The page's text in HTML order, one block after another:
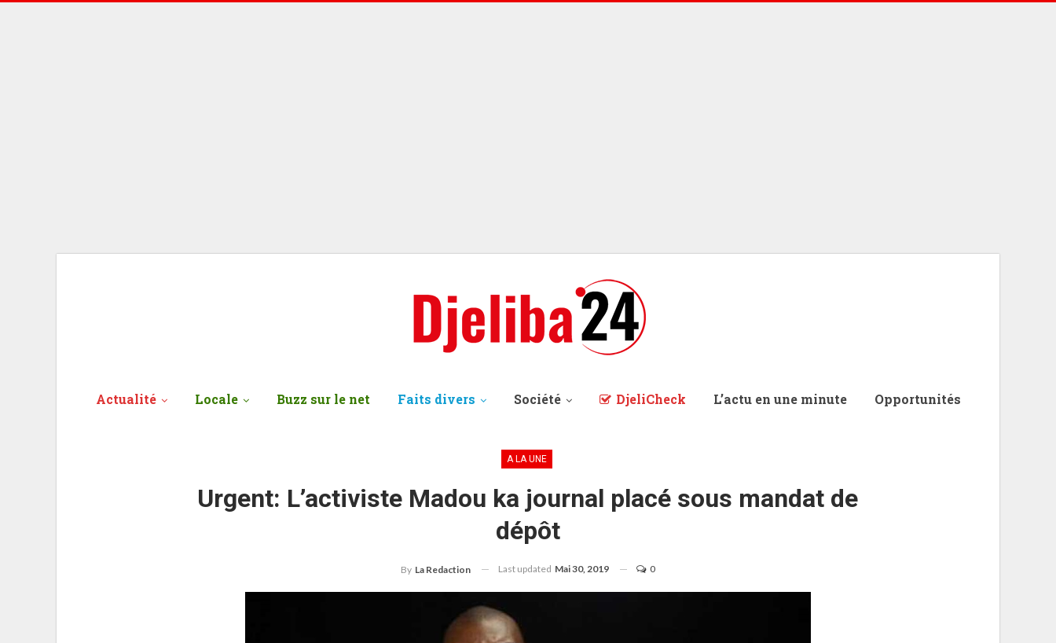
Actualité Locale Buzz sur le net Faits divers Société DjeliCheck L’actu en une minute Opportunités
A LA UNE
Urgent: L’activiste Madou ka journal placé sous mandat de
dépôt
By La Redaction Last updated Mai 30, 2019 0